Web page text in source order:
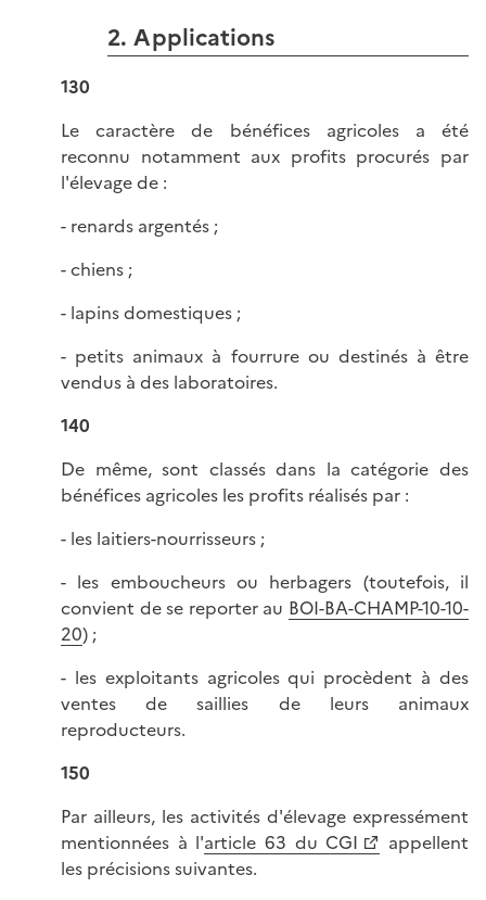
2. Applications
130
Le caractère de bénéfices agricoles a été
reconnu notamment aux profits procurés par
l'élevage de :
- renards argentés ;
- chiens ;
- lapins domestiques ;
- petits animaux à fourrure ou destinés à être
vendus à des laboratoires.
140
De même, sont classés dans la catégorie des
bénéfices agricoles les profits réalisés par :
- les laitiers-nourrisseurs ;
- les emboucheurs ou herbagers (toutefois, il
convient de se reporter au BOI-BA-CHAMP-10-10-
20) ;
- les exploitants agricoles qui procèdent à des
ventes de saillies de leurs animaux
reproducteurs.
150
Par ailleurs, les activités d'élevage expressément
mentionnées à l'article 63 du CGI
appellent
les précisions suivantes.